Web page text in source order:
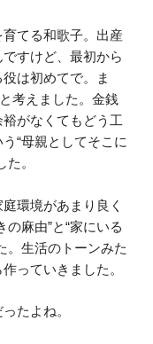
てる和歌子。出産
すけど、最初から
は初めてで。ま
考えました。金銭
がなくてもどう工
“母親としてそこに
。
環境があまり良く
麻由”と“家にいる
。生活のトーンみた
っていきました。
たよね。